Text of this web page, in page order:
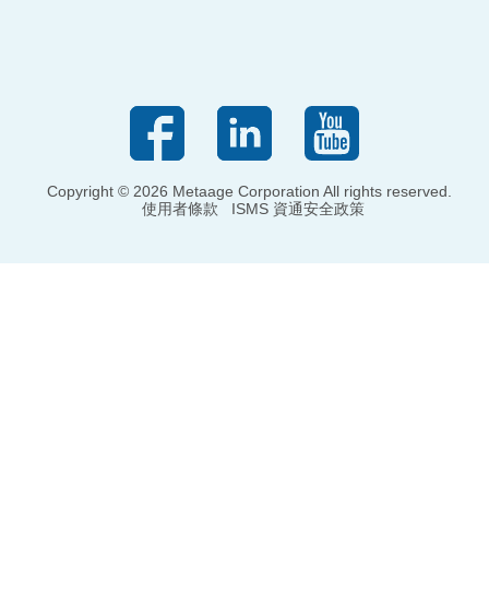
Copyright © 2026 Metaage Corporation All rights reserved.
使用者條款
ISMS 資通安全政策